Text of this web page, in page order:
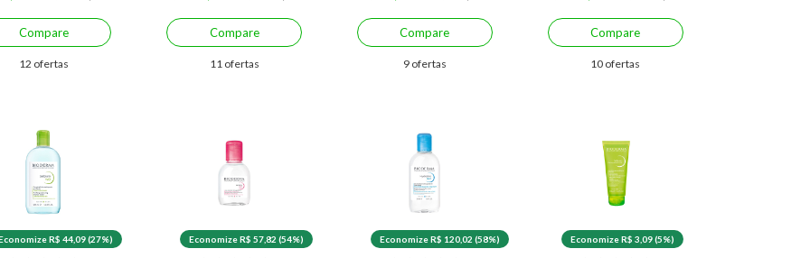
Compare
12 ofertas
Compare
11 ofertas
Compare
9 ofertas
Compare
10 ofertas
R$ 44,09 (27%) Economize R$ 57,82 (54%) Economize R$ 120,02 (58%) Economize R$ 3,09 (5%)